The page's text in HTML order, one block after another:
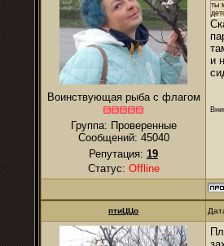
Воинствующая рыба с флагом
Группа: Проверенные
Сообщений: 45040
Репутация: 19
Статус: Offline
ты
и
птиЦЦо